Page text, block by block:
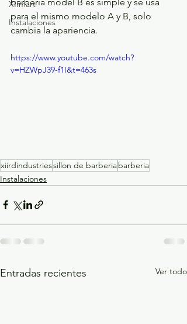
XIImart
Instalaciones
para el mismo modelo A y B, solo
cambia la apariencia.
https://www.youtube.com/watch?
v=HZWpJ39-f1I&t=463s
xiirdindustriessillon de barberiabarberia
Instalaciones
Entradas recientes Ver todo